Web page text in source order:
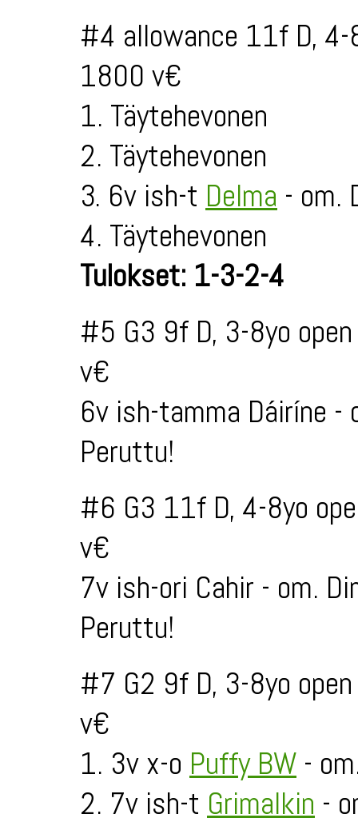
#4 allowance 11f D,
1800 v€
1. Täytehevonen
2. Täytehevonen
3. 6v ish-t Delma - om.
4. Täytehevonen
Tulokset: 1-3-2-4
#5 G3 9f D, 3-8yo
v€
6v ish-tamma Dáiríne -
Peruttu!
#6 G3 11f D, 4-8yo
v€
7v ish-ori Cahir - om.
Peruttu!
#7 G2 9f D, 3-8yo
v€
1. 3v x-o Puffy BW -
2. 7v ish-t Grimalkin -